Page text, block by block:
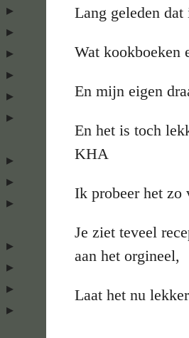
Lang geleden
Wat kookboeken
En mijn eigen
En het is toch
KHA
Ik probeer het
Je ziet teveel
aan het orgineel,
Laat het nu